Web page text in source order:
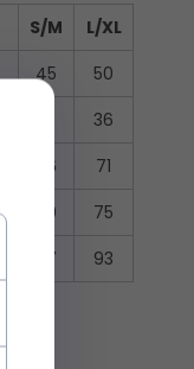
S/M
L/XL
45
50
36
66
71
69
75
87 93